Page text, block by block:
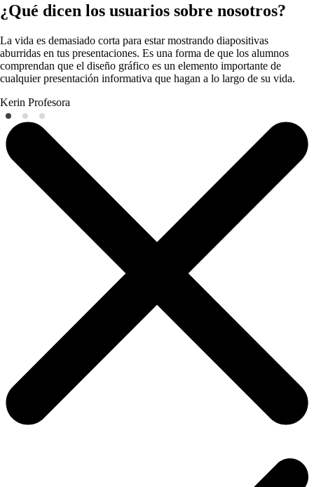
¿Qué dicen los usuarios sobre nosotros?
La vida es demasiado corta para estar mostrando diapositivas
aburridas en tus presentaciones. Es una forma de que los alumnos
comprendan que el diseño gráfico es un elemento importante de
cualquier presentación informativa que hagan a lo largo de su vida.
Kerin Profesora